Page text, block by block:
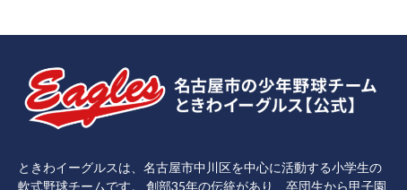
ときわイーグルスは、名古屋市中川区を中心に活動する小学生の
軟式野球チームです。 創部35年の伝統があり、卒団生から甲子園